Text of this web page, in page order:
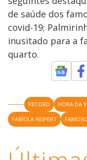
d
o
s
n
o
s
de saúde dos
covid-19;
inusitado para a
quarto.
RECORD HORA DA
FABÍOLA REIPERT